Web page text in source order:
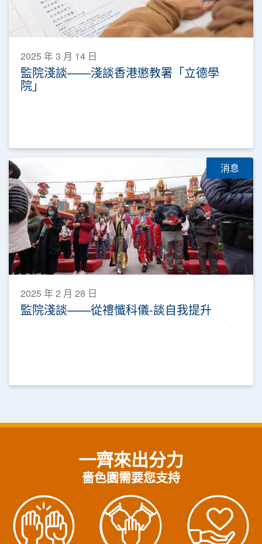
2025 年 3 月 14 日
監院淺談——淺談香港懲教署「立德學
院」
消息
2025 年 2 月 28 日
監院淺談——從禮懺科儀-談自我提升
一齊來出分力
嗇色園需要您支持